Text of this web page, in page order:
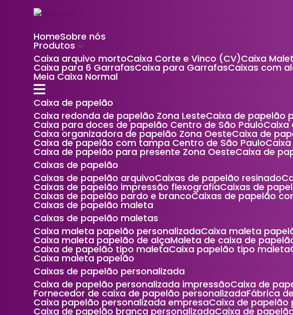
Home Sobre nós
Produtos
Caixa arquivo morto
Caixa Corte e Vinco (CV) Caixa
Caixa para 6 Garrafas Caixa para Garrafas Caixas com
Meia Caixa Normal
Caixa de papelão
Caixa redonda de papelão Zona Leste
Caixa de
Caixa para doces de papelão Centro de São Paulo
Caixa organizadora de papelão Zona Oeste Caixa de
Caixa de papelão com tampa Centro de São Paulo
Caixa de papelão para presente Zona Oeste Caixa de
Caixas de papelão
Caixas de papelão arquivo
Caixas de papelão resinado
Caixas de papelão impressão flexografia Caixas de
Caixas de papelão pardo e branco Caixas de papelão
Caixas de papelão maleta
Caixas de papelão maletas
Caixa maleta papelão personalizada
Caixa maleta
Caixa maleta papelão de alça Maleta de caixa de
Caixa de papelão tipo maleta Caixa papelão tipo maleta
Caixa maleta papelão
Caixas de papelão personalizada
Caixa de papelão personalizada impressão
Caixa de
Fornecedor de caixa de papelão personalizada Fábrica
Caixa papelão personalizada empresa Caixa de
Caixa de papelão branca personalizada Caixa de